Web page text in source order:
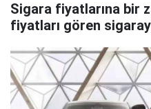
Sigara fiyatlarına bir
fiyatları gören